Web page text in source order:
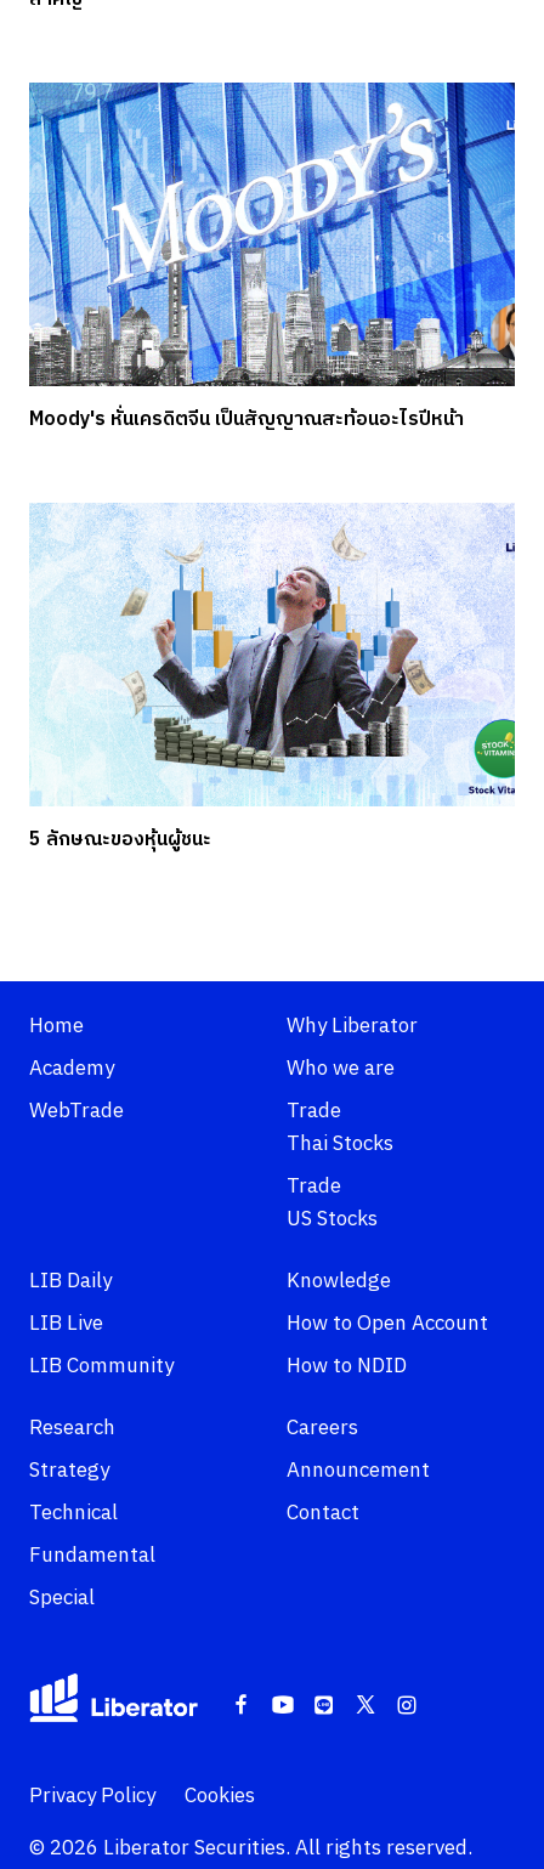
Moody's หั่นเครดิตจีน เป็นสัญญาณสะท้อนอะไรปีหน้า
5 ลักษณะของหุ้นผู้ชนะ
Home
Academy
WebTrade
Why Liberator
Who we are
Trade
Thai Stocks
Trade
US Stocks
LIB Daily
LIB Live
LIB Community
Knowledge
How to Open Account
How to NDID
Research
Strategy
Technical
Fundamental
Special
Careers
Announcement
Contact
Privacy Policy
Cookies
© 2026 Liberator Securities. All rights reserved.